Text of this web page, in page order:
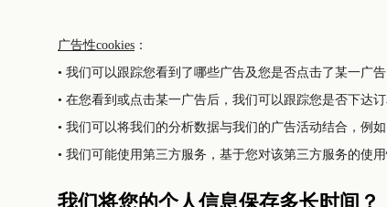
广告性cookies ：
• 我们可以跟踪您看到了哪些广告及您是否点击了某一广告
• 在您看到或点击某一广告后，我们可以跟踪您是否下达
• 我们可以将我们的分析数据与我们的广告活动结合，例
• 我们可能使用第三方服务，基于您对该第三方服务的使
我们将您的个人信息保存多长时间？